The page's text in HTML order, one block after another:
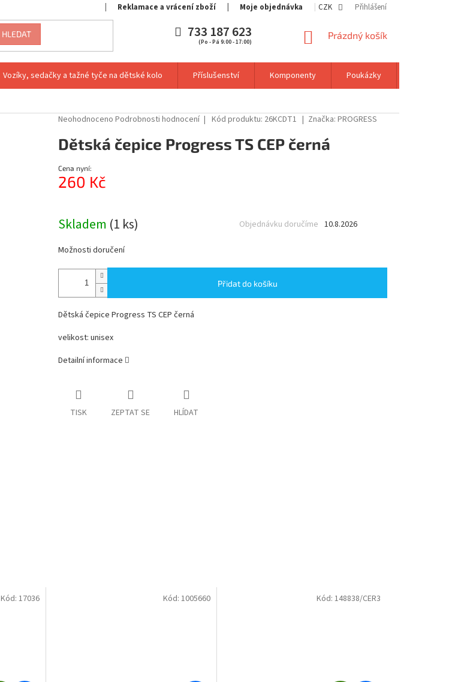
Reklamace a vrácení zboží Moje objednávka CZK Přihlášení
HLEDAT 733 187 623
(Po - Pá 9:00 - 17:00)
NÁKUPNÍ
Prázdný košík
Vozíky, sedačky a tažné tyče na dětské kolo Příslušenství Komponenty Poukázky
Průměrné
produktu
je
0,0
z
5
Neohodnoceno Podrobnosti hodnocení Kód produktu: 26KCDT1 Značka:PROGRESS
Dětská čepice Progress TS CEP černá
Cena nyní:
260 Kč
Skladem (1 ks) 10.8.2026
Objednávku doručíme
Možnosti doručení
Přidat do košíku
Dětská čepice Progress TS CEP černá
velikost: unisex
Detailní informace
TISK ZEPTAT SE HLÍDAT
Kód: 17036 Kód: 1005660 Kód: 148838/CER3